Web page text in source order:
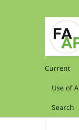
Current
Use of
Search